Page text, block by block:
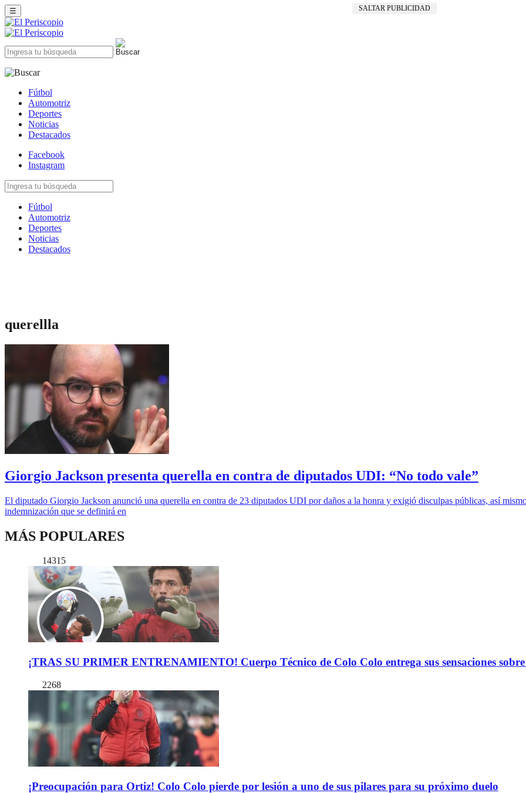
SALTAR PUBLICIDAD
☰
Fútbol
Automotriz
Deportes
Noticias
Destacados
Facebook
Instagram
Fútbol
Automotriz
Deportes
Noticias
Destacados
querellla
Giorgio Jackson presenta querella en contra de diputados UDI: “No todo vale”
El diputado Giorgio Jackson anunció una querella en contra de 23 diputados UDI por daños a la honra y exigió disculpas públicas, así
indemnización que se definirá en
MÁS POPULARES
14315
¡TRAS SU PRIMER ENTRENAMIENTO! Cuerpo Técnico de Colo Colo entrega sus sensaciones
2268
¡Preocupación para Ortiz! Colo Colo pierde por lesión a uno de sus pilares para su próximo duelo